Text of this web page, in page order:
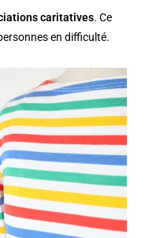
caritatives. Ce
en difficulté.